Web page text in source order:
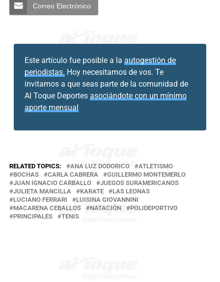
Correo Electrónico
Este artículo fue posible a la autogestión de
periodistas. Hoy necesitamos de vos. Te
invitamos a que seas parte de la comunidad de
Al Toque Deportes asociándote con un mínimo
aporte mensual
RELATED TOPICS: ANA LUZ DODORICO
ATLETISMO
BOCHAS
CARLA CABRERA
GUILLERMO MONTEMERLO
JUAN IGNACIO CARBALLO
JUEGOS SURAMERICANOS
JULIETA MANCILLA
KARATE
LAS LEONAS
LUCIANO FERRARI
LUISINA GIOVANNINI
MACARENA CEBALLOS
NATACIÓN
POLIDEPORTIVO
PRINCIPALES
TENIS